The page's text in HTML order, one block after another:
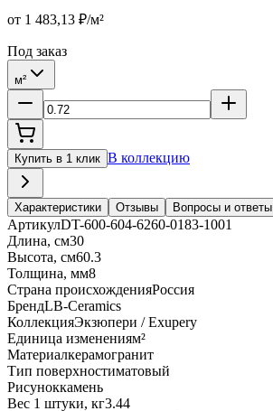
от 1 483,13 ₽/м²
Под заказ
м²
Купить в 1 клик В коллекцию
Характеристики Отзывы Вопросы и ответы
АртикулDT-600-604-6260-0183-1001
Длина, см30
Высота, см60.3
Толщина, мм8
Страна происхожденияРоссия
БрендLB-Ceramics
КоллекцияЭкзюпери / Exupery
Единица изменениям²
Материалкерамогранит
Тип поверхностиматовый
Рисуноккамень
Вес 1 штуки, кг3.44